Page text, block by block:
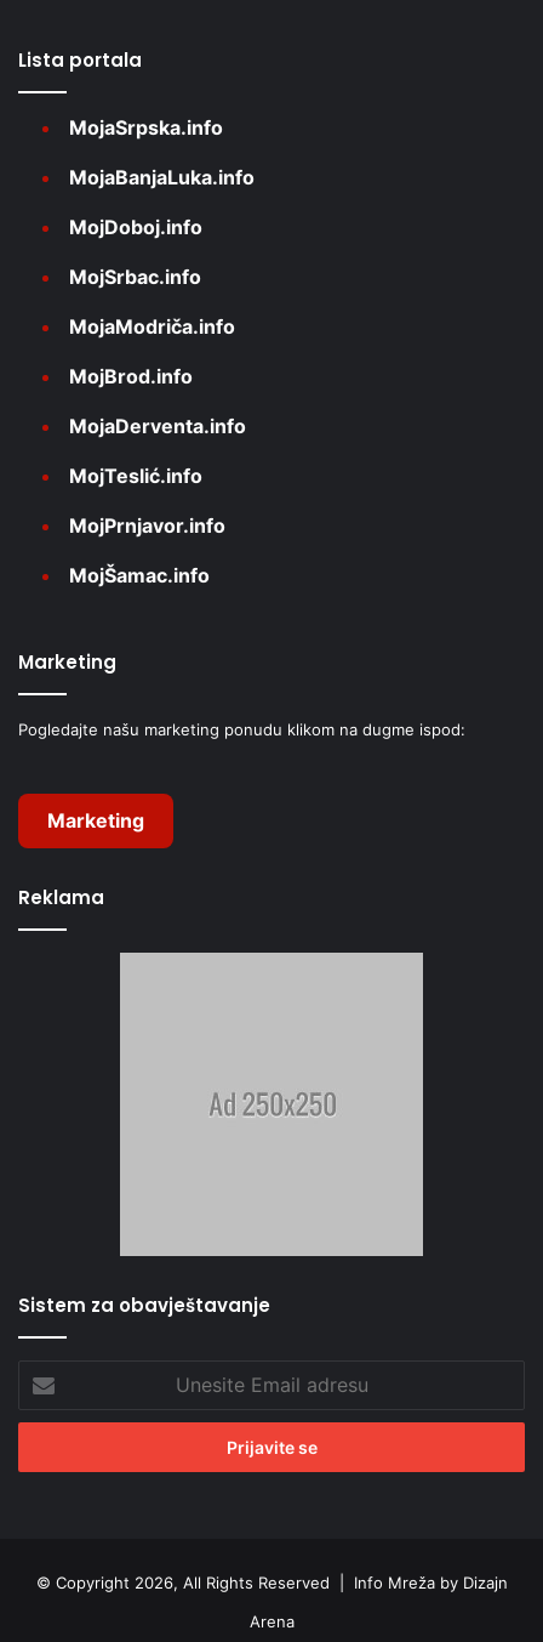
Lista portala
MojaSrpska.info
MojaBanjaLuka.info
MojDoboj.info
MojSrbac.info
MojaModriča.info
MojBrod.info
MojaDerventa.info
MojTeslić.info
MojPrnjavor.info
MojŠamac.info
Marketing
Pogledajte našu marketing ponudu klikom na dugme ispod:
Marketing
Reklama
Sistem za obavještavanje
Unesite
Email
adresu
© Copyright 2026, All Rights Reserved | Info Mreža by Dizajn
Arena